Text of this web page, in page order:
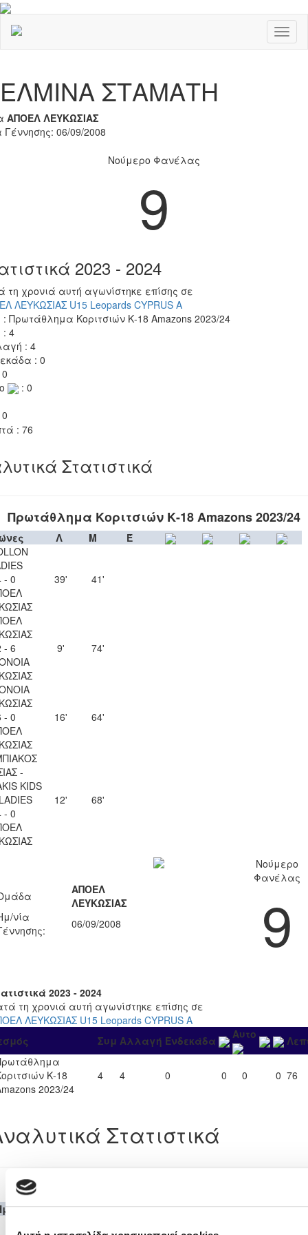
ΕΛΜΙΝΑ ΣΤΑΜΑΤΗ
ΑΠΟΕΛ ΛΕΥΚΩΣΙΑΣ
Γέννησης: 06/09/2008
Νούμερο Φανέλας
9
2023 - 2024
τη χρονιά αυτή αγωνίστηκε επίσης σε
ΛΕΥΚΩΣΙΑΣ U15 Leopards CYPRUS A
: Πρωτάθλημα Κοριτσιών Κ-18 Amazons 2023/24
: 4
: 4
: 0
: 0
: 76
Στατιστικά
Πρωτάθλημα Κοριτσιών Κ-18 Amazons 2023/24
Λ Μ
Έ
- 0
39' 41'
- 6
9' 74'
- 0
16' 64'
-
KIDS
- 0
12' 68'
ΑΠΟΕΛ
ΛΕΥΚΩΣΙΑΣ
νία
06/09/2008
Νούμερο
Φανέλας
9
2023 - 2024
τη χρονιά αυτή αγωνίστηκε επίσης σε
ΛΕΥΚΩΣΙΑΣ U15 Leopards CYPRUS A
Συμ Αλλαγή Ενδεκάδα Αυτο
Κ-18
2023/24
4 4 0 0 0 0 76
Στατιστικά
Πρωτάθλημα Κοριτσιών Κ-18 Amazons
Θεσμός ΓηπεδούχοςH AΦιλοξενούμενη